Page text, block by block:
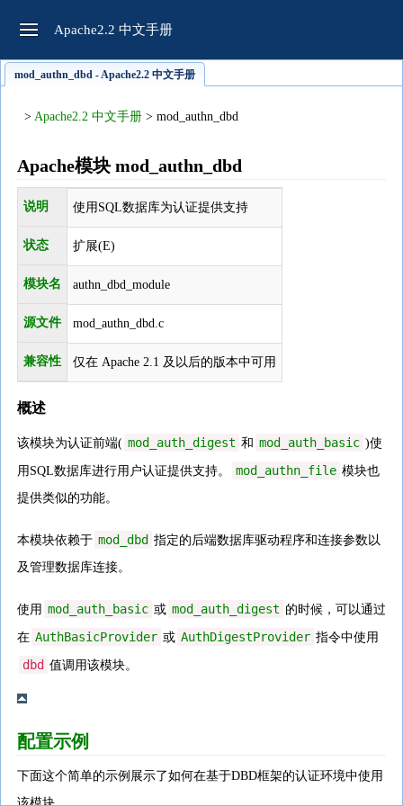
Apache2.2 中文手册
mod_authn_dbd - Apache2.2 中文手册
> Apache2.2 中文手册 > mod_authn_dbd
Apache模块 mod_authn_dbd
说明 使用SQL数据库为认证提供支持
状态 扩展(E)
模块名 authn_dbd_module
源文件 mod_authn_dbd.c
兼容性 仅在 Apache 2.1 及以后的版本中可用
概述
该模块为认证前端( mod_auth_digest 和 mod_auth_basic )使
用SQL数据库进行用户认证提供支持。 mod_authn_file 模块也
提供类似的功能。
本模块依赖于 mod_dbd 指定的后端数据库驱动程序和连接参数以
及管理数据库连接。
使用 mod_auth_basic 或 mod_auth_digest 的时候，可以通过
在 AuthBasicProvider 或 AuthDigestProvider 指令中使用
dbd 值调用该模块。
配置示例
下面这个简单的示例展示了如何在基于DBD框架的认证环境中使用
该模块。